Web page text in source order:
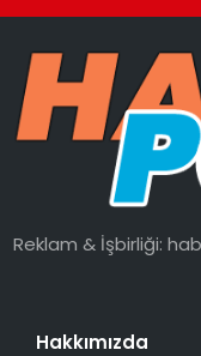
Reklam & İşbirliği:
Hakkımızda